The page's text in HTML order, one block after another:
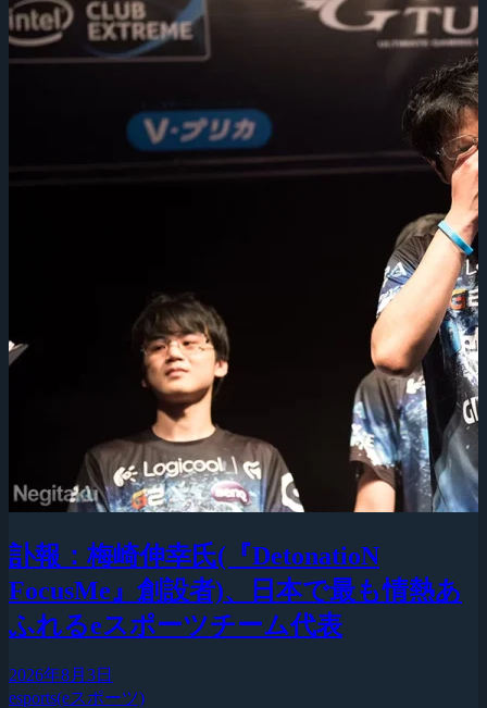
訃報：梅崎伸幸氏(『DetonatioN
FocusMe』創設者)、日本で最も情熱あ
ふれるeスポーツチーム代表
2026年8月3日
esports(eスポーツ)